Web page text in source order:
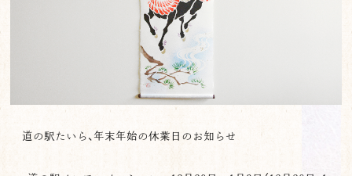
道の駅たいら、年末年始の休業日のお知らせ